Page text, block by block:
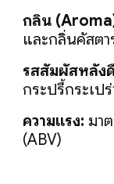
กลิ่น
และกลิ่นคัสตา
รสสัมผัสหลั
กระปรี้กระเปร่
ความแรง: มา
(ABV)